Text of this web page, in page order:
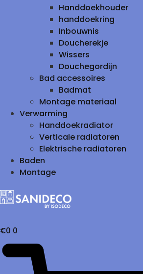
Handdoekhouder
handdoekring
Inbouwnis
Doucherekje
Wissers
Douchegordijn
Bad accessoires
Badmat
Montage materiaal
Verwarming
Handdoekradiator
Verticale radiatoren
Elektrische radiatoren
Baden
Montage
€0 0